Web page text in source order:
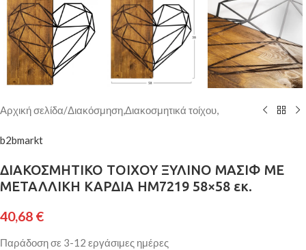
Αρχική σελίδα/Διακόσμηση,Διακοσμητικά τοίχου,
b2bmarkt
ΔΙΑΚΟΣΜΗΤΙΚΟ ΤΟΙΧΟΥ ΞΥΛΙΝΟ ΜΑΣΙΦ ΜΕ
ΜΕΤΑΛΛΙΚΗ ΚΑΡΔΙΑ HM7219 58×58 εκ.
40,68 €
Παράδοση σε 3-12 εργάσιμες ημέρες